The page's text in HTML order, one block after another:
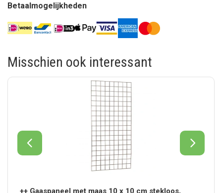
Betaalmogelijkheden
Misschien ook interessant
++ Gaaspaneel met maas 10 x 10 cm stekloos,